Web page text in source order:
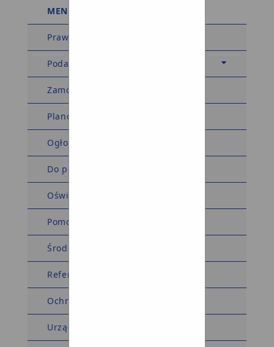
MENU TEMATYCZNE
Prawo miejscowe
Podatki i opłaty
Zamówienia publiczne
Planowanie przestrzenne
Ogłoszenia i obwieszczenia
Do pobrania
Oświadczenia majątkowe
Pomoc społeczna
Środowiskowy Dom Samopomocy
Referat komunalny
Ochrona środowiska
Urząd Stanu Cywilnego